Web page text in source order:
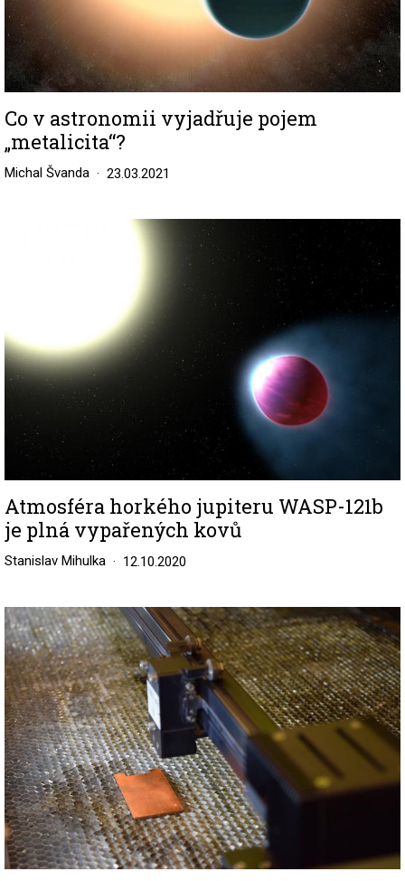
Co v astronomii vyjadřuje pojem
„metalicita“?
Michal Švanda 23.03.2021
Atmosféra horkého jupiteru WASP-121b
je plná vypařených kovů
Stanislav Mihulka 12.10.2020
Image